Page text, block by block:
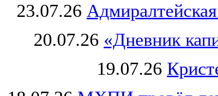
23.07.26
20.07.26 «Дневник
19.07.26